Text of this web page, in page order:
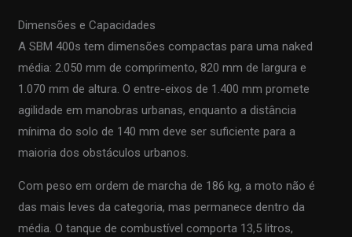
Dimensões e Capacidades
A SBM 400s tem dimensões compactas para uma naked
média: 2.050 mm de comprimento, 820 mm de largura e
1.070 mm de altura. O entre-eixos de 1.400 mm promete
agilidade em manobras urbanas, enquanto a distância
mínima do solo de 140 mm deve ser suficiente para a
maioria dos obstáculos urbanos.
Com peso em ordem de marcha de 186 kg, a moto não é
das mais leves da categoria, mas permanece dentro da
média. O tanque de combustível comporta 13,5 litros,